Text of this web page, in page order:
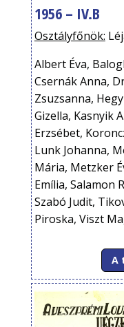
1956 – IV.B
Osztályfőnök:
Albert Éva,
Csernák Anna,
Zsuzsanna,
Gizella, Kasnyik
Erzsébet,
Lunk Johanna,
Mária, Metzker
Emília, Salamon
Szabó Judit,
Piroska, Viszt
A